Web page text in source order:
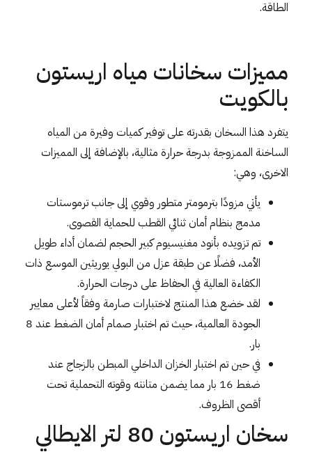
الطاقة.
مميزات سخانات مياه اريستون
بالكويت
يتفرد هذا السخان بقدرته على توفير كميات وفيرة من المياه
الساخنة الممزوجة بدرجة حرارة مثالية، بالإضافة إلى المميزات
الاخرى، وهي:
يأتي مزودًا بترمومتر متطور وقوي إلى جانب ترموستات
مدمج بنظام أمان ثنائي القطب للحماية القصوى.
تم تزويده بأنود مغنيسيوم كبير الحجم لضمان أداء طويل
الأمد، فضلًا عن طبقة عزل من البولي يوريثين الموسع ذات
الكفاءة العالية في الحفاظ على درجات الحرارة.
لقد خضع هذا المنتج لاختبارات صارمة وفقاً لأعلى معايير
الجودة العالمية، حيث تم اختبار صمام أمان الضغط عند 8
بار.
في حين تم اختبار الخزان الداخلي المبطن بالزجاج عند
ضغط 16 بار مما يضمن متانته وقوته التحملية تحت
أقصى الظروف.
سخان اريستون 80 لتر الايطالي